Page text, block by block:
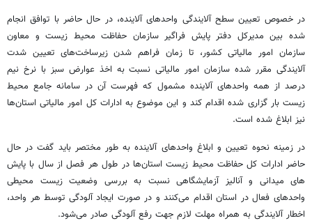
در خصوص تعیین سطح آلایندگی واحدهای آلاینده، در حال حاضر با توافق انجام
شده بین مدیرکل دفتر پایش فراگیر سازمان حفاظت محیط زیست و معاون
سازمان امور مالیاتی کشور، تا زمان فراهم شدن زیرساخت‌های تعیین شدت
آلایندگی مقرر شده سازمان امور مالیاتی نسبت به اخذ عوارض سبز با نرخ نیم
درصد از همه واحدهای آلاینده مشمول که فهرست آن در سامانه جامع محیط
زیست بار گزاری شده اقدام کند و این موضوع به ادارات کل امور مالیاتی استان‌ها
نیز ابلاغ شده است.
در زمینه نحوه تعیین و ابلاغ واحدهای آلاینده به طور مختصر باید گفت در حال
حاضر ادارات کل حفاظت محیط زیست استان‌ها در طول هر فصل از سال با پایش
های میدانی و آنالیز آزمایشگاهی نسبت به بررسی وضعیت زیست محیطی
واحدهای فعال در استان اقدام می‌کنند و در صورت ایجاد آلودگی توسط هر واحد،
اخطار آلایندگی به همراه مهلت لازم جهت رفع آلودگی صادر می‌شود.